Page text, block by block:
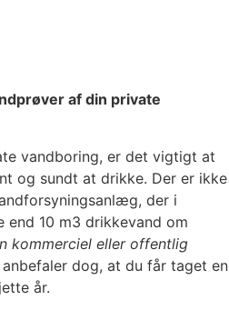
af din private
vandboring, er det vigtigt at
og sundt at drikke. Der er ikke
der i
end 10 m3 drikkevand om
kommerciel eller offentlig
dog, at du får taget en
år.